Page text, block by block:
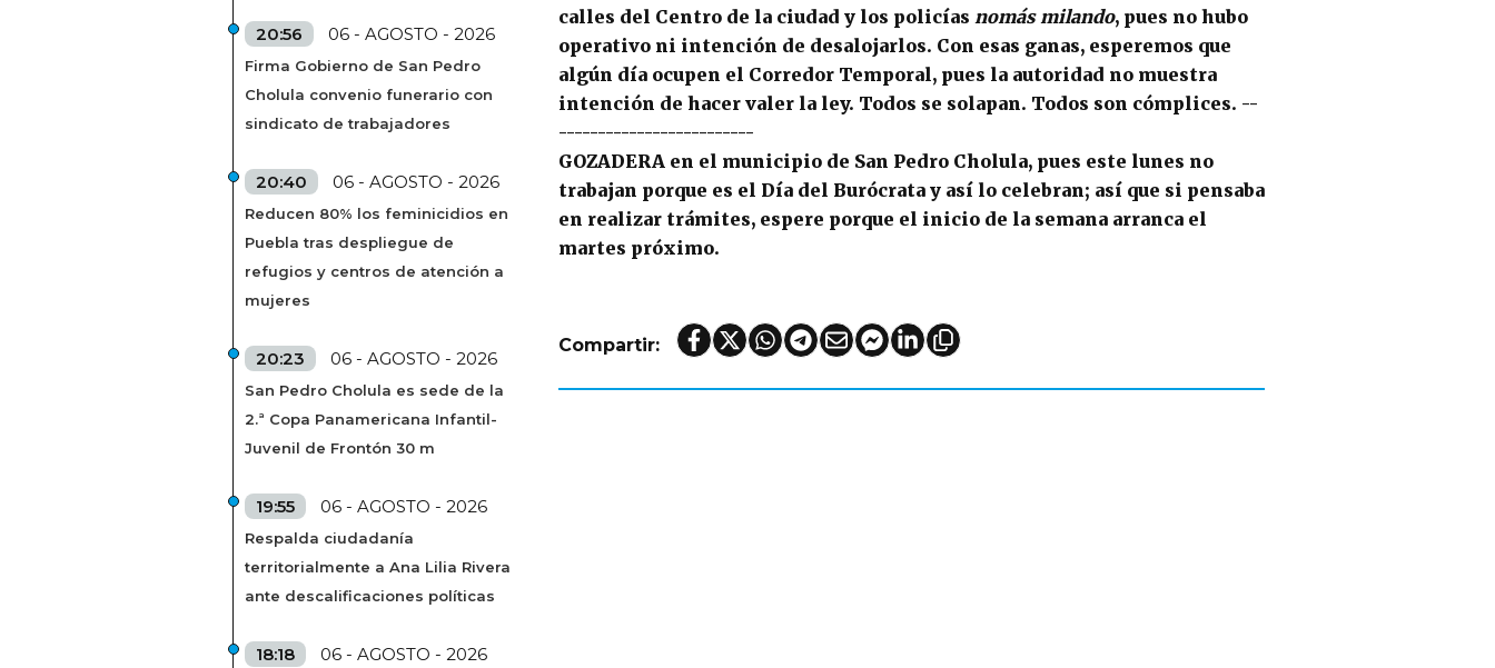
20:56 06 - AGOSTO - 2026
Firma Gobierno de San Pedro
Cholula convenio funerario con
sindicato de trabajadores
20:40 06 - AGOSTO - 2026
Reducen 80% los feminicidios en
Puebla tras despliegue de
refugios y centros de atención a
mujeres
20:23 06 - AGOSTO - 2026
San Pedro Cholula es sede de la
2.ª Copa Panamericana Infantil-
Juvenil de Frontón 30 m
19:55 06 - AGOSTO - 2026
Respalda ciudadanía
territorialmente a Ana Lilia Rivera
ante descalificaciones políticas
18:18 06 - AGOSTO - 2026
calles del Centro de la ciudad y los policías nomás milando, pues no hubo
operativo ni intención de desalojarlos. Con esas ganas, esperemos que
algún día ocupen el Corredor Temporal, pues la autoridad no muestra
intención de hacer valer la ley. Todos se solapan. Todos son cómplices. --
-------------------------
GOZADERA en el municipio de San Pedro Cholula, pues este lunes no
trabajan porque es el Día del Burócrata y así lo celebran; así que si pensaba
en realizar trámites, espere porque el inicio de la semana arranca el
martes próximo.
Compartir: